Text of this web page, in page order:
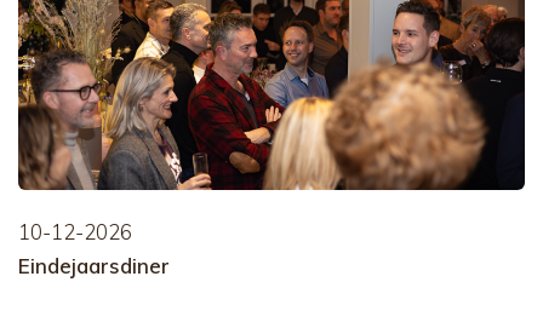
10-12-2026
Eindejaarsdiner